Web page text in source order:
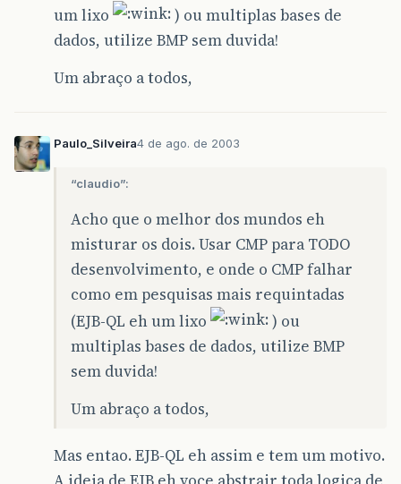
um lixo
) ou multiplas bases de
dados, utilize BMP sem duvida!
Um abraço a todos,
Paulo_Silveira4 de ago. de 2003
“claudio”:
Acho que o melhor dos mundos eh
misturar os dois. Usar CMP para TODO
desenvolvimento, e onde o CMP falhar
como em pesquisas mais requintadas
(EJB-QL eh um lixo
) ou
multiplas bases de dados, utilize BMP
sem duvida!
Um abraço a todos,
Mas entao. EJB-QL eh assim e tem um motivo.